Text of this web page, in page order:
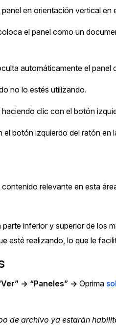
panel en orientación vertical
el panel como un
automáticamente el panel
no lo estés utilizando.
clic con el botón
el botón izquierdo del ratón
relevante en esta
inferior y superior de los
esté realizando, lo que le
-> “Paneles” -> Oprima
de archivo ya estarán